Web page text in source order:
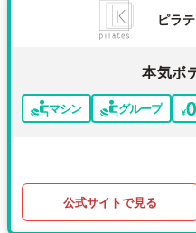
ピラ
本気ボ
マシン グループ
公式サイトで見る